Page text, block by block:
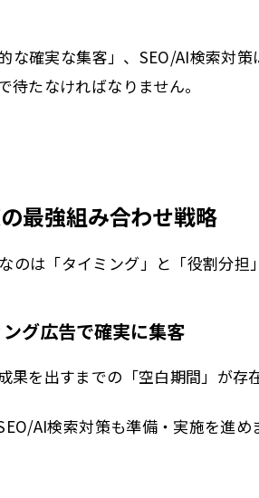
な確実な集客」、SEO/AI検索対
たなければなりません。
最強組み合わせ戦略
は「タイミング」と「役割分担
グ広告で確実に集客
を出すまでの「空白期間」が存
AI検索対策も準備・実施を進